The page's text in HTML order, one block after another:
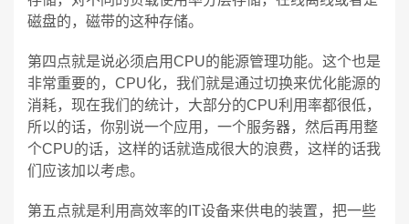
磁盘的，磁带的这种存储。
第四点就是说必须启用CPU的能源管理功能。这个也是
非常重要的，CPU化，我们就是通过切换来优化能源的
消耗，现在我们的统计，大部分的CPU利用率都很低，
所以的话，你别说一个应用，一个服务器，然后再用整
个CPU的话，这样的话就造成很大的浪费，这样的话我
们应该加以考虑。
第五点就是利用高效率的IT设备来供电的装置，把一些